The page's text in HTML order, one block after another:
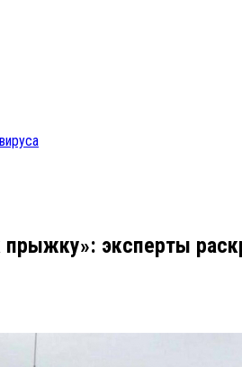
прыжку»: эксперты